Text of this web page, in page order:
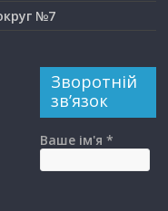
№7
Зворотній
зв’язок
Ваше ім'я *